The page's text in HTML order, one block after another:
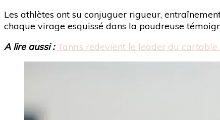
Les athlètes ont su conjuguer rigueur,
chaque virage esquissé dans la poudreuse
A lire aussi : Tann’s redevient le leader du cartable